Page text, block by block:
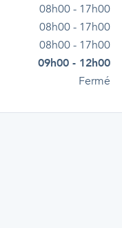
08h00 - 17h00
08h00 - 17h00
08h00 - 17h00
09h00 - 12h00
Fermé